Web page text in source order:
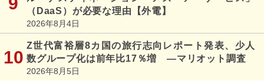
（DaaS）が必要な理由【外電】
2026年8月4日
Z世代富裕層8カ国の旅行志向レポート発表、少人
数グループ化は前年比17％増 ―マリオット調査
2026年8月5日